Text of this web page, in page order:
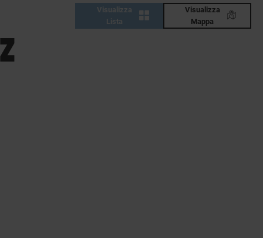
Visualizza
Lista
Visualizza
Mappa